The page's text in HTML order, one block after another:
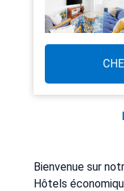
Bienvenue sur
Hôtels